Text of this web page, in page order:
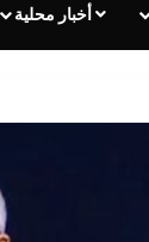
أخبار محلية